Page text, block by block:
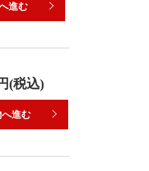
進む
(税込)
進む